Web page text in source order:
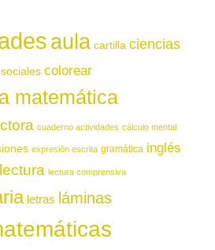
aula cartilla ciencias
colorear
matemática
cuaderno actividades cálculo mental
expresión escrita gramática inglés
lectura lectura comprensiva
letras láminas